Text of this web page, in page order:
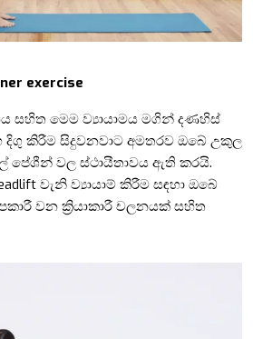
exercise
සහිත මෙම ව්‍යායාමය මගින්දණහිස්
කිරීම සිදුවනවාට අමතරව ඔබේ උකුල
පේශීන් වල ස්ථායීතාවය ඇති කරයි.
වැනි ව්‍යායාම් කිරීම සඳහා ඔබේ
වන ක්‍රියාකාරී චලනයක් සහිත